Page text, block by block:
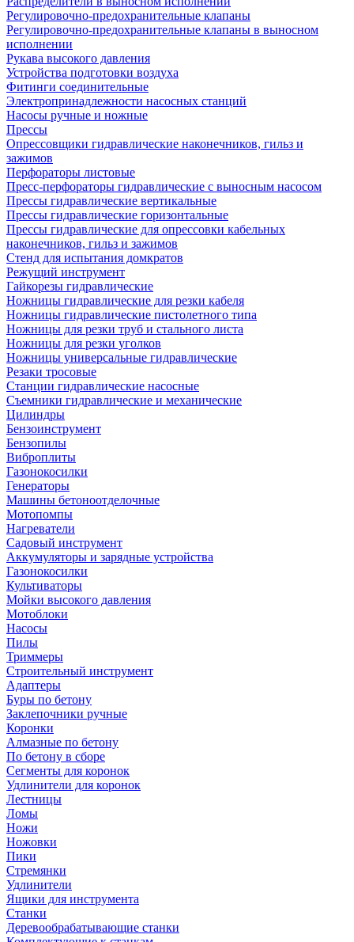
Регулировочно-предохранительные клапаны
Регулировочно-предохранительные клапаны в выносном
исполнении
Рукава высокого давления
Устройства подготовки воздуха
Фитинги соединительные
Электропринадлежности насосных станций
Насосы ручные и ножные
Прессы
Опрессовщики гидравлические наконечников, гильз и
зажимов
Перфораторы листовые
Пресс-перфораторы гидравлические с выносным насосом
Прессы гидравлические вертикальные
Прессы гидравлические горизонтальные
Прессы гидравлические для опрессовки кабельных
наконечников, гильз и зажимов
Стенд для испытания домкратов
Режущий инструмент
Гайкорезы гидравлические
Ножницы гидравлические для резки кабеля
Ножницы гидравлические пистолетного типа
Ножницы для резки труб и стального листа
Ножницы для резки уголков
Ножницы универсальные гидравлические
Резаки тросовые
Станции гидравлические насосные
Съемники гидравлические и механические
Цилиндры
Бензоинструмент
Бензопилы
Виброплиты
Газонокосилки
Генераторы
Машины бетоноотделочные
Мотопомпы
Нагреватели
Садовый инструмент
Аккумуляторы и зарядные устройства
Газонокосилки
Культиваторы
Мойки высокого давления
Мотоблоки
Насосы
Пилы
Триммеры
Строительный инструмент
Адаптеры
Буры по бетону
Заклепочники ручные
Коронки
Алмазные по бетону
По бетону в сборе
Сегменты для коронок
Удлинители для коронок
Лестницы
Ломы
Ножи
Ножовки
Пики
Стремянки
Удлинители
Ящики для инструмента
Станки
Деревообрабатывающие станки